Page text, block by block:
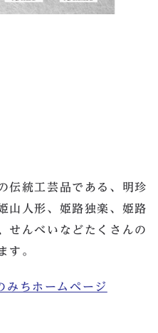
伝統工芸品である、明珍
山人形、姫路独楽、姫路
せんべいなどたくさんの
す。
ちホームページ